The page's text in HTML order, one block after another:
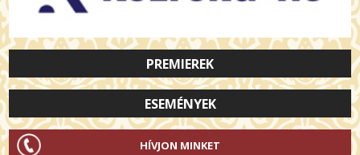
PREMIEREK
ESEMÉNYEK
HÍVJON MINKET